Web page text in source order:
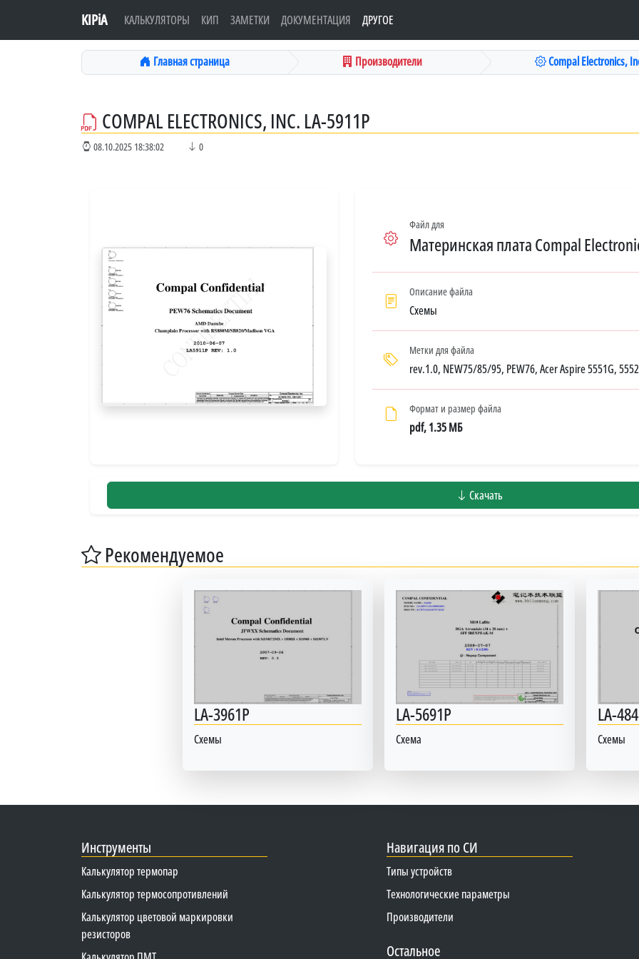
KIPiA КАЛЬКУЛЯТОРЫ КИП ЗАМЕТКИ ДОКУМЕНТАЦИЯ ДРУГОЕ
Главная страница Производители Compal Electronics,
COMPAL ELECTRONICS, INC. LA-5911P
08.10.2025 18:38:02 0
Файл для
Материнская плата Compal
Описание файла
Схемы
Метки для файла
rev.1.0, NEW75/85/95, PEW76, Acer Aspire 5551G,
Формат и размер файла
pdf, 1.35 МБ
Скачать
Рекомендуемое
LA-3961P
Схемы
LA-5691P
Схема
LA-
Схемы
Инструменты
Калькулятор термопар
Калькулятор термосопротивлений
Калькулятор цветовой маркировки
резисторов
Навигация по СИ
Типы устройств
Технологические параметры
Производители
Остальное